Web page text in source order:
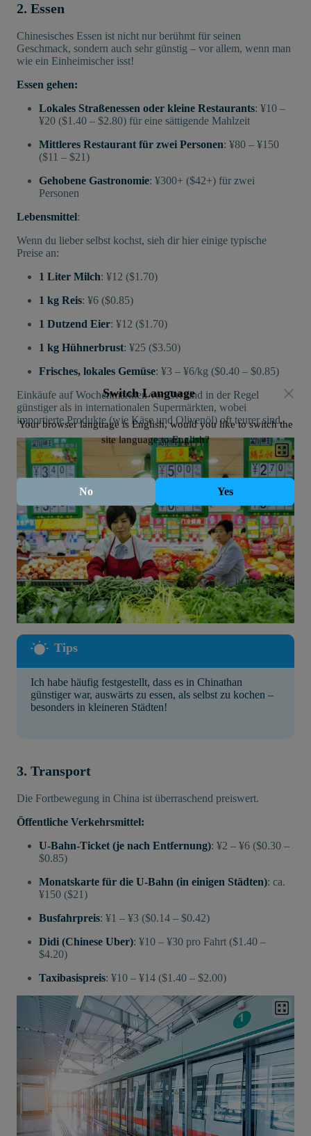
2. Essen
Chinesisches Essen ist nicht nur berühmt für seinen
Geschmack, sondern auch sehr günstig – vor allem, wenn man
wie ein Einheimischer isst!
Essen gehen:
Lokales Straßenessen oder kleine Restaurants: ¥10 –
¥20 ($1.40 – $2.80) für eine sättigende Mahlzeit
Mittleres Restaurant für zwei Personen: ¥80 – ¥150
($11 – $21)
Gehobene Gastronomie: ¥300+ ($42+) für zwei
Personen
Lebensmittel:
Wenn du lieber selbst kochst, sieh dir hier einige typische
Preise an:
1 Liter Milch: ¥12 ($1.70)
1 kg Reis: ¥6 ($0.85)
1 Dutzend Eier: ¥12 ($1.70)
1 kg Hühnerbrust: ¥25 ($3.50)
Frisches, lokales Gemüse: ¥3 – ¥6/kg ($0.40 – $0.85)
Einkäufe auf Wochenmärkten vor Ort sind in der Regel
günstiger als in internationalen Supermärkten, wobei
importierte Produkte (wie Käse und Olivenöl) oft teurer sind.
Ich habe häufig festgestellt, dass es in Chinathan
günstiger war, auswärts zu essen, als selbst zu kochen –
besonders in kleineren Städten!
3. Transport
Die Fortbewegung in China ist überraschend preiswert.
Öffentliche Verkehrsmittel:
U-Bahn-Ticket (je nach Entfernung): ¥2 – ¥6 ($0.30 –
$0.85)
Monatskarte für die U-Bahn (in einigen Städten): ca.
¥150 ($21)
Busfahrpreis: ¥1 – ¥3 ($0.14 – $0.42)
Didi (Chinese Uber): ¥10 – ¥30 pro Fahrt ($1.40 –
$4.20)
Taxibasispreis: ¥10 – ¥14 ($1.40 – $2.00)
Switch Language
Your browser language is English, would you like to switch the
site language to English?
No Yes